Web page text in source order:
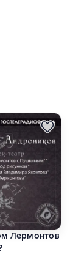
Лермонтов